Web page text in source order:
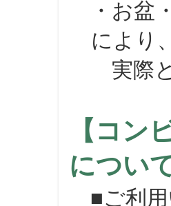
・お盆
により
実際と
【コン
につい
■ご利用